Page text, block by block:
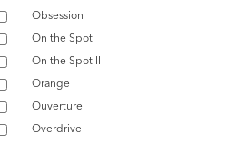
Obsession
On the Spot
On the Spot II
Orange
Ouverture
Overdrive